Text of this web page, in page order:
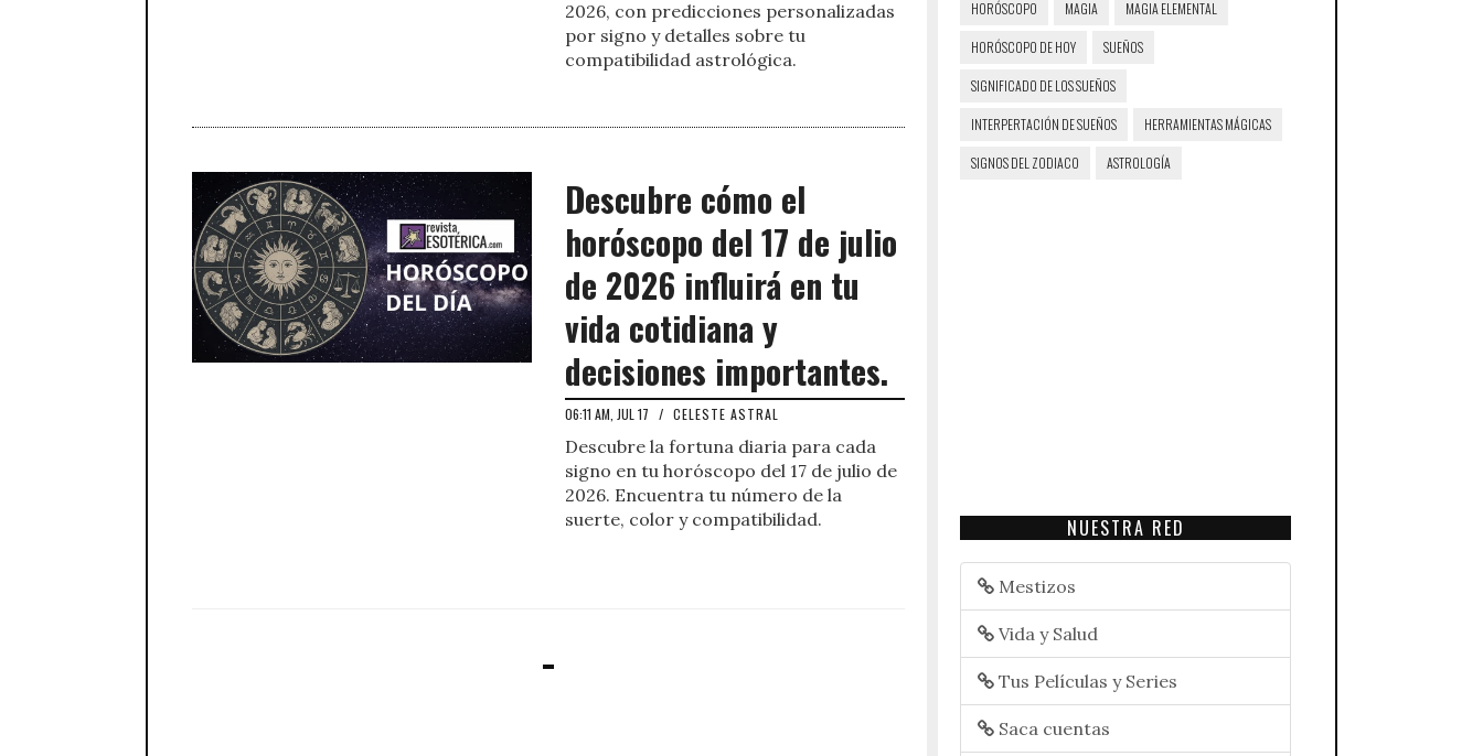
2026, con predicciones personalizadas
por signo y detalles sobre tu
compatibilidad astrológica.
Descubre cómo el
horóscopo del 17 de julio
de 2026 influirá en tu
vida cotidiana y
decisiones importantes.
06:11 AM, JUL 17 / CELESTE ASTRAL
Descubre la fortuna diaria para cada
signo en tu horóscopo del 17 de julio de
2026. Encuentra tu número de la
suerte, color y compatibilidad.
HORÓSCOPO MAGIA MAGIA ELEMENTAL
HORÓSCOPO DE HOY SUEÑOS
SIGNIFICADO DE LOS SUEÑOS
INTERPERTACIÓN DE SUEÑOS HERRAMIENTAS MÁGICAS
SIGNOS DEL ZODIACO ASTROLOGÍA
NUESTRA RED
Mestizos
Vida y Salud
Tus Películas y Series
Saca cuentas